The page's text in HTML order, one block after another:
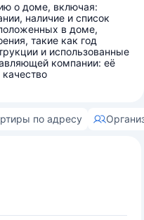
о доме, включая:
наличие и список
в доме,
такие как год
и использованные
компании: её
по адресу